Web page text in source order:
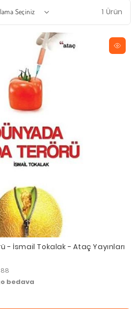
1 Ürün
- İsmail Tokalak - Ataç Yayınları
bedava